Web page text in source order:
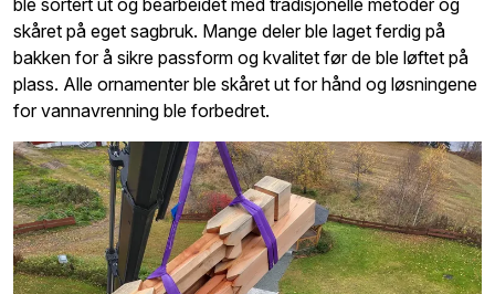
skåret på eget sagbruk. Mange deler ble laget ferdig på
bakken for å sikre passform og kvalitet før de ble løftet på
plass. Alle ornamenter ble skåret ut for hånd og løsningene
for vannavrenning ble forbedret.